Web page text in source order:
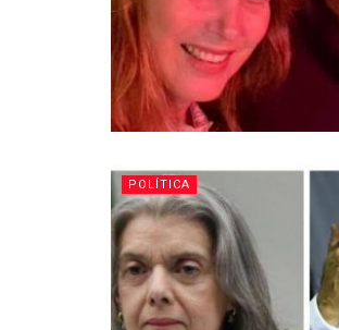
POLÍTICA